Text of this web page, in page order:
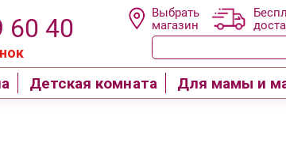
60 40
Выбрать
магазин
Детская комната Для мамы и